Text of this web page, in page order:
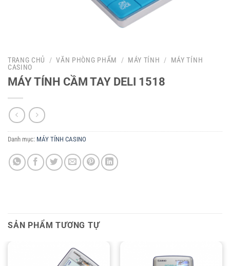
TRANG CHỦ / VĂN PHÒNG PHẨM / MÁY TÍNH /
MÁY TÍNH
CASINO
MÁY TÍNH CẦM TAY DELI 1518
Danh mục: MÁY TÍNH CASINO
SẢN PHẨM TƯƠNG TỰ